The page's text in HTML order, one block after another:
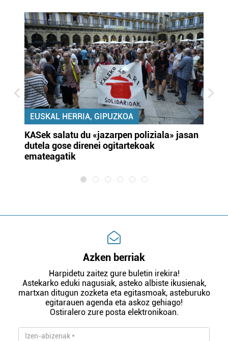
EUSKAL HERRIA, GIPUZKOA
KASek salatu du «jazarpen poliziala» jasan
dutela gose direnei ogitartekoak
emateagatik
Azken berriak
Harpidetu zaitez gure buletin irekira!
Astekarko eduki nagusiak, asteko albiste ikusienak,
martxan ditugun zozketa eta egitasmoak, asteburuko
egitarauen agenda eta askoz gehiago!
Ostiralero zure posta elektronikoan.